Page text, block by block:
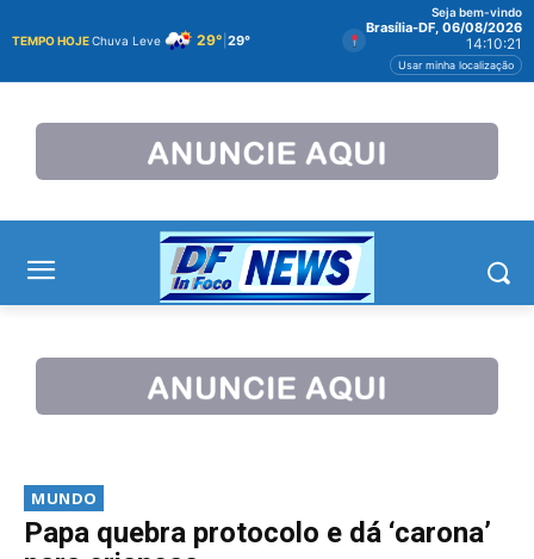
TEMPO HOJEChuva Leve 29° 29°
Seja bem-vindo
Brasília-DF, 06/08/2026
14:10:21
Usar minha localização
MUNDO
Papa quebra protocolo e dá ‘carona’